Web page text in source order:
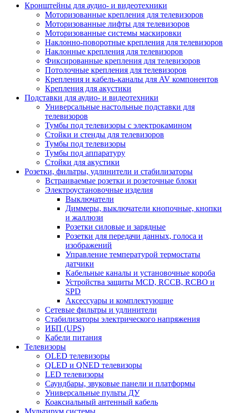
Кронштейны для аудио- и видеотехники
Моторизованные крепления для телевизоров
Моторизованные лифты для телевизоров
Моторизованные системы маскировки
Наклонно-поворотные крепления для телевизоров
Наклонные крепления для телевизоров
Фиксированные крепления для телевизоров
Потолочные крепления для телевизоров
Крепления и кабель-каналы для AV компонентов
Крепления для акустики
Подставки для аудио- и видеотехники
Универсальные настольные подставки для
телевизоров
Тумбы под телевизоры с электрокамином
Стойки и стенды для телевизоров
Тумбы под телевизоры
Тумбы под аппаратуру
Стойки для акустики
Розетки, фильтры, удлинители и стабилизаторы
Встраиваемые розетки и розеточные блоки
Электроустановочные изделия
Выключатели
Диммеры, выключатели кнопочные, кнопки
и жаллюзи
Розетки силовые и зарядные
Розетки для передачи данных, голоса и
изображений
Управление температурой термостаты
датчики
Кабельные каналы и установочные короба
Устройства защиты MCD, RCCB, RCBO и
SPD
Аксессуары и комплектующие
Сетевые фильтры и удлинители
Стабилизаторы электрического напряжения
ИБП (UPS)
Кабели питания
Телевизоры
OLED телевизоры
QLED и QNED телевизоры
LED телевизоры
Саундбары, звуковые панели и платформы
Универсальные пульты ДУ
Коаксиальный антенный кабель
Мультирум системы